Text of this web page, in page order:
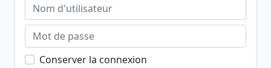
Conserver la connexion